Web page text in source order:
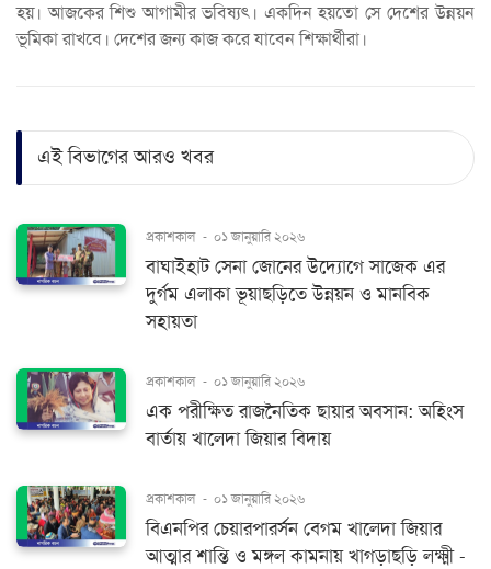
হয়। আজকের শিশু আগামীর ভবিষ্যৎ। একদিন হয়তো সে দেশের উন্নয়ন
ভূমিকা রাখবে। দেশের জন্য কাজ করে যাবেন শিক্ষার্থীরা।
এই বিভাগের আরও খবর
প্রকাশকাল - ০১ জানুয়ারি ২০২৬
বাঘাইহাট সেনা জোনের উদ্যোগে সাজেক এর
দুর্গম এলাকা ভূয়াছড়িতে উন্নয়ন ও মানবিক
সহায়তা
প্রকাশকাল - ০১ জানুয়ারি ২০২৬
এক পরীক্ষিত রাজনৈতিক ছায়ার অবসান: অহিংস
বার্তায় খালেদা জিয়ার বিদায়
প্রকাশকাল - ০১ জানুয়ারি ২০২৬
বিএনপির চেয়ারপারর্সন বেগম খালেদা জিয়ার
আত্মার শান্তি ও মঙ্গল কামনায় খাগড়াছড়ি লক্ষ্মী -